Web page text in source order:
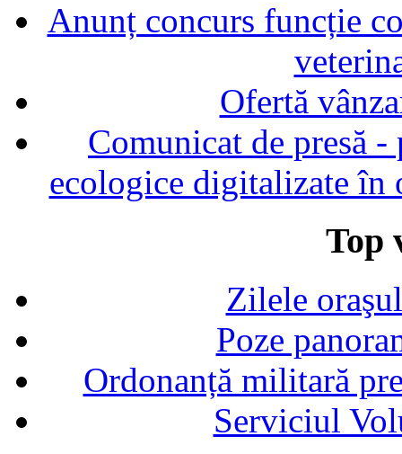
Anunț concurs funcție
Ofertă
Comunicat de presă
ecologice digitalizate în
Top
Zilele
Poze
Ordonanță militară
Serviciul